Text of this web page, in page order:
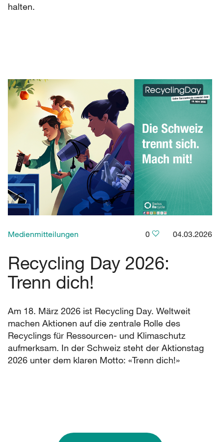
halten.
Medienmitteilungen 0 04.03.2026
Recycling Day 2026:
Trenn dich!
Am 18. März 2026 ist Recycling Day. Weltweit
machen Aktionen auf die zentrale Rolle des
Recyclings für Ressourcen- und Klimaschutz
aufmerksam. In der Schweiz steht der Aktionstag
2026 unter dem klaren Motto: «Trenn dich!»